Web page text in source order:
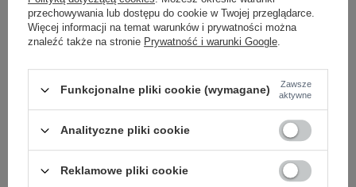
skład materiału : 95% poliester, 5% elastan
sposób prania : pranie w pralce w 30°C
codzienne do pracy
przechowywania lub dostępu do cookie w Twojej przeglądarce.
Więcej informacji na temat warunków i prywatności można
znaleźć także na stronie Prywatność i warunki Google.
Funkcjonalne pliki cookie (wymagane)
Zawsze
aktywne
Analityczne pliki cookie
Reklamowe pliki cookie